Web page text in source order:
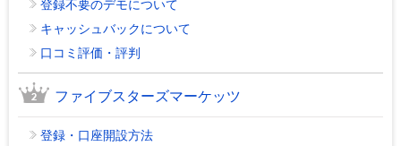
登録不要のデモについて
キャッシュバックについて
口コミ評価・評判
ファイブスターズマーケッツ
登録・口座開設方法